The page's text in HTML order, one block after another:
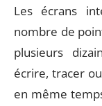
Les écrans
nombre de
plusieurs
écrire, tracer
en même